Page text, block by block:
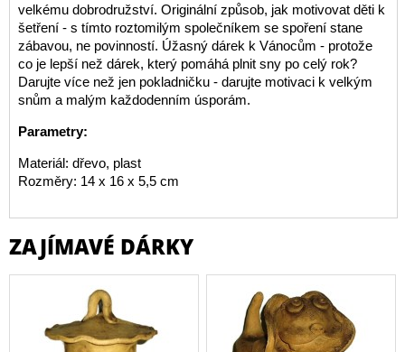
velkému dobrodružství. Originální způsob, jak motivovat děti k
šetření - s tímto roztomilým společníkem se spoření stane
zábavou, ne povinností. Úžasný dárek k Vánocům - protože
co je lepší než dárek, který pomáhá plnit sny po celý rok?
Darujte více než jen pokladničku - darujte motivaci k velkým
snům a malým každodenním úsporám.
Parametry:
Materiál: dřevo, plast
Rozměry: 14 x 16 x 5,5 cm
ZAJÍMAVÉ DÁRKY